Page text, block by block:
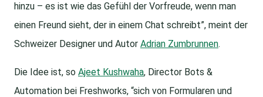
hinzu – es ist wie das Gefühl der Vorfreude, wenn man
einen Freund sieht, der in einem Chat schreibt”, meint der
Schweizer Designer und Autor Adrian Zumbrunnen.
Die Idee ist, so Ajeet Kushwaha, Director Bots &
Automation bei Freshworks, “sich von Formularen und